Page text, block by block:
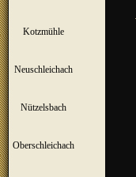
Kotzmühle
Neuschleichach
Nützelsbach
Oberschleichach